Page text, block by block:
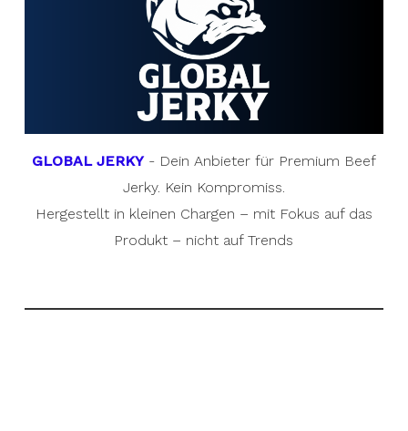
GLOBAL JERKY- Dein Anbieter für Premium Beef
Jerky. Kein Kompromiss.
Hergestellt in kleinen Chargen – mit Fokus auf das
Produkt – nicht auf Trends